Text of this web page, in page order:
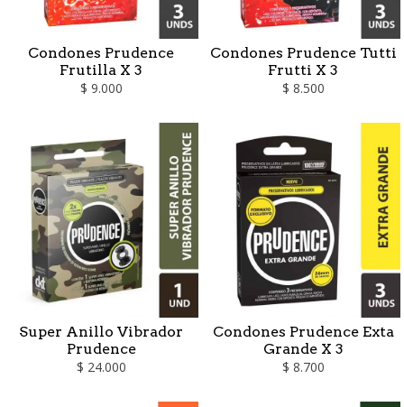
Condones Prudence
Frutilla X 3
$ 9.000
Condones Prudence Tutti
Frutti X 3
$ 8.500
Super Anillo Vibrador
Prudence
$ 24.000
Condones Prudence Exta
Grande X 3
$ 8.700